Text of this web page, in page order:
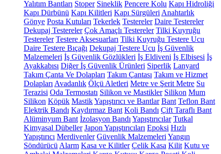
Yalıtım Bantları Stoper Sineklik Pencere Kolu Kapı Hidroliği
Kapı Dürbünü Kapı Kilitleri Kapı Sürgüleri Anahtarlık
Gönye Posta Kutuları Tekerlek Testereler Daire Testereler
Dekupaj Testereler Çok Amaçlı Testereler Tilki Kuyruğu
Testereler Testere Aksesuarları Tilki Kuyruğu Testere Ucu
Daire Testere Bıçağı Dekupaj Testere Ucu İş Güvenlik
Malzemeleri İş Güvenlik Gözlükleri İş Eldiveni İş Elbisesi İş
Ayakkabısı Diğer İş Güvenlik Ürünleri Siperlik Lanyard
Takım Çanta Ve Dolapları Takım Çantası Takım ve Hizmet
Dolapları Avadanlık Ölçü Aletleri Metre ve Şerit Metre Su
Terazisi Oda Termostatı Silikon ve Mastikler Silikon Mum
Silikon Köpük MastikYapıştırıcı ve Bantlar Bant Teflon Bant
Elektrik Bandı Kaydırmaz Bant Koli Bandı Çift Taraflı Bant
Alüminyum Bant İzolasyon Bandı Yapıştırıcılar Tutkal
Kimyasal Dübeller Japon Yapıştırıcıları Epoksi Hızlı
Yapıştırıcı Merdivenler Güvenlik Malzemeleri Yangın
Söndürücü Alarm Kasa ve Kilitler Çelik Kasa Kilit Kutu ve